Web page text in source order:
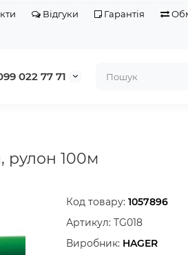
Відгуки Гарантія
022 77 71
рулон 100м
Код товару:1057896
Артикул:TG018
Виробник: HAGER